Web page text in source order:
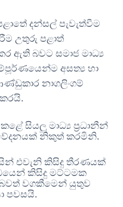
දන්සල් පැවැත්වීම
උතුරු පළාත්
ඇති බවට සමාජ මාධ්‍ය
අසත්‍ය හා
නාගලිංගම්
.
සියලු මාධ්‍ය ප්‍රධානීන්
නිකුත් කරමිනි.
එවැනි කිසිදු තීරණයක්
කිසිදු මට්ටමක
බවත් වගකීමෙන් යුතුව
පවසයි.